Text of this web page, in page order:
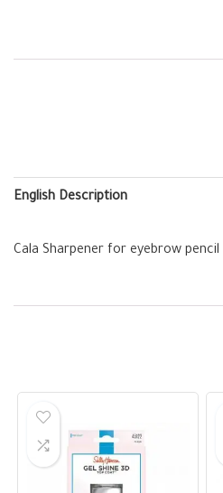
English Description
Cala Sharpener for eyebrow pencil